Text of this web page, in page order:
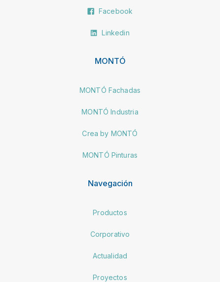
Facebook
Linkedin
MONTÓ
MONTÓ Fachadas
MONTÓ Industria
Crea by MONTÓ
MONTÓ Pinturas
Navegación
Productos
Corporativo
Actualidad
Proyectos